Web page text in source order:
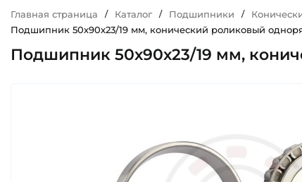
Главная страница / Каталог / Подшипники /
Подшипник 50х90х23/19 мм, конический роликовый
Подшипник 50х90х23/19 мм,